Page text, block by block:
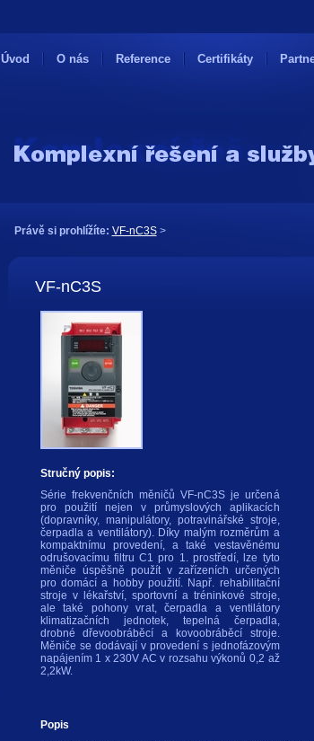
Úvod O nás Reference Certifikáty
Právě si prohlížíte: VF-nC3S>
VF-nC3S
Stručný popis:
Série frekvenčních měničů VF-nC3S je určená
pro použití nejen v průmyslových aplikacích
(dopravníky, manipulátory, potravinářské stroje,
čerpadla a ventilátory). Díky malým rozměrům a
kompaktnímu provedení, a také vestavěnému
odrušovacímu filtru C1 pro 1. prostředí, lze tyto
měniče úspěšně použít v zařízeních určených
pro domácí a hobby použití. Např. rehabilitační
stroje v lékařství, sportovní a tréninkové stroje,
ale také pohony vrat, čerpadla a ventilátory
klimatizačních jednotek, tepelná čerpadla,
drobné dřevoobráběcí a kovoobráběcí stroje.
Měniče se dodávají v provedení s jednofázovým
napájením 1 x 230V AC v rozsahu výkonů 0,2 až
2,2kW.
Popis